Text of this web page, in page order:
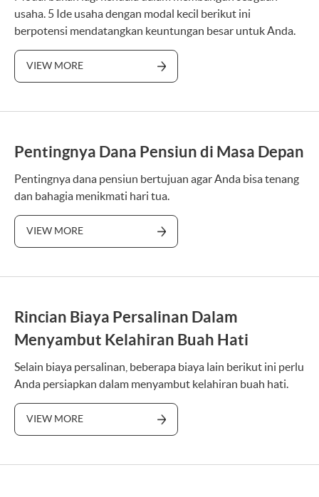
usaha. 5 Ide usaha dengan modal kecil berikut ini
berpotensi mendatangkan keuntungan besar untuk Anda.
VIEW MORE
Pentingnya Dana Pensiun di Masa Depan
Pentingnya dana pensiun bertujuan agar Anda bisa tenang
dan bahagia menikmati hari tua.
VIEW MORE
Rincian Biaya Persalinan Dalam
Menyambut Kelahiran Buah Hati
Selain biaya persalinan, beberapa biaya lain berikut ini perlu
Anda persiapkan dalam menyambut kelahiran buah hati.
VIEW MORE